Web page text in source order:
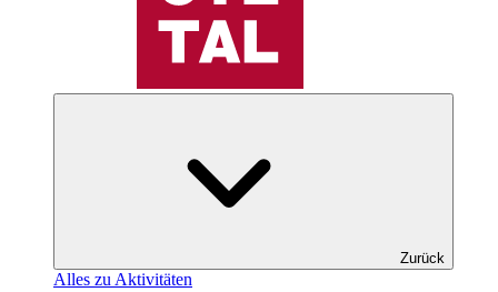
Zurück
Alles zu Aktivitäten